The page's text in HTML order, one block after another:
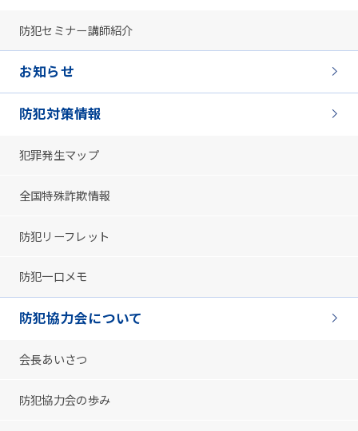
防犯セミナー講師紹介
お知らせ
防犯対策情報
犯罪発生マップ
全国特殊詐欺情報
防犯リーフレット
防犯一口メモ
防犯協力会について
会長あいさつ
防犯協力会の歩み